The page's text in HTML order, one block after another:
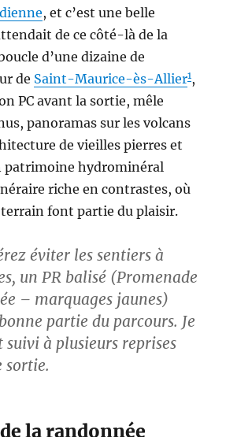
, et c’est une belle
de ce côté-là de la
d’une dizaine de
de Saint-Maurice-ès-Allier1,
PC avant la sortie, mêle
panoramas sur les volcans
de vieilles pierres et
patrimoine hydrominéral
riche en contrastes, où
font partie du plaisir.
éviter les sentiers à
un PR balisé (Promenade
– marquages jaunes)
partie du parcours. Je
suivi à plusieurs reprises
sortie.
la randonnée